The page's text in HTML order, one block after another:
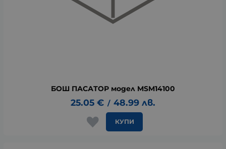
БОШ ПАСАТОР модел MSM14100
25.05 € / 48.99 лв.
КУПИ